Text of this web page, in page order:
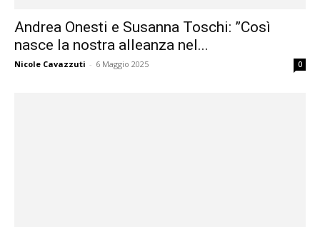
Andrea Onesti e Susanna Toschi: ”Così
nasce la nostra alleanza nel...
Nicole Cavazzuti - 6 Maggio 2025 0